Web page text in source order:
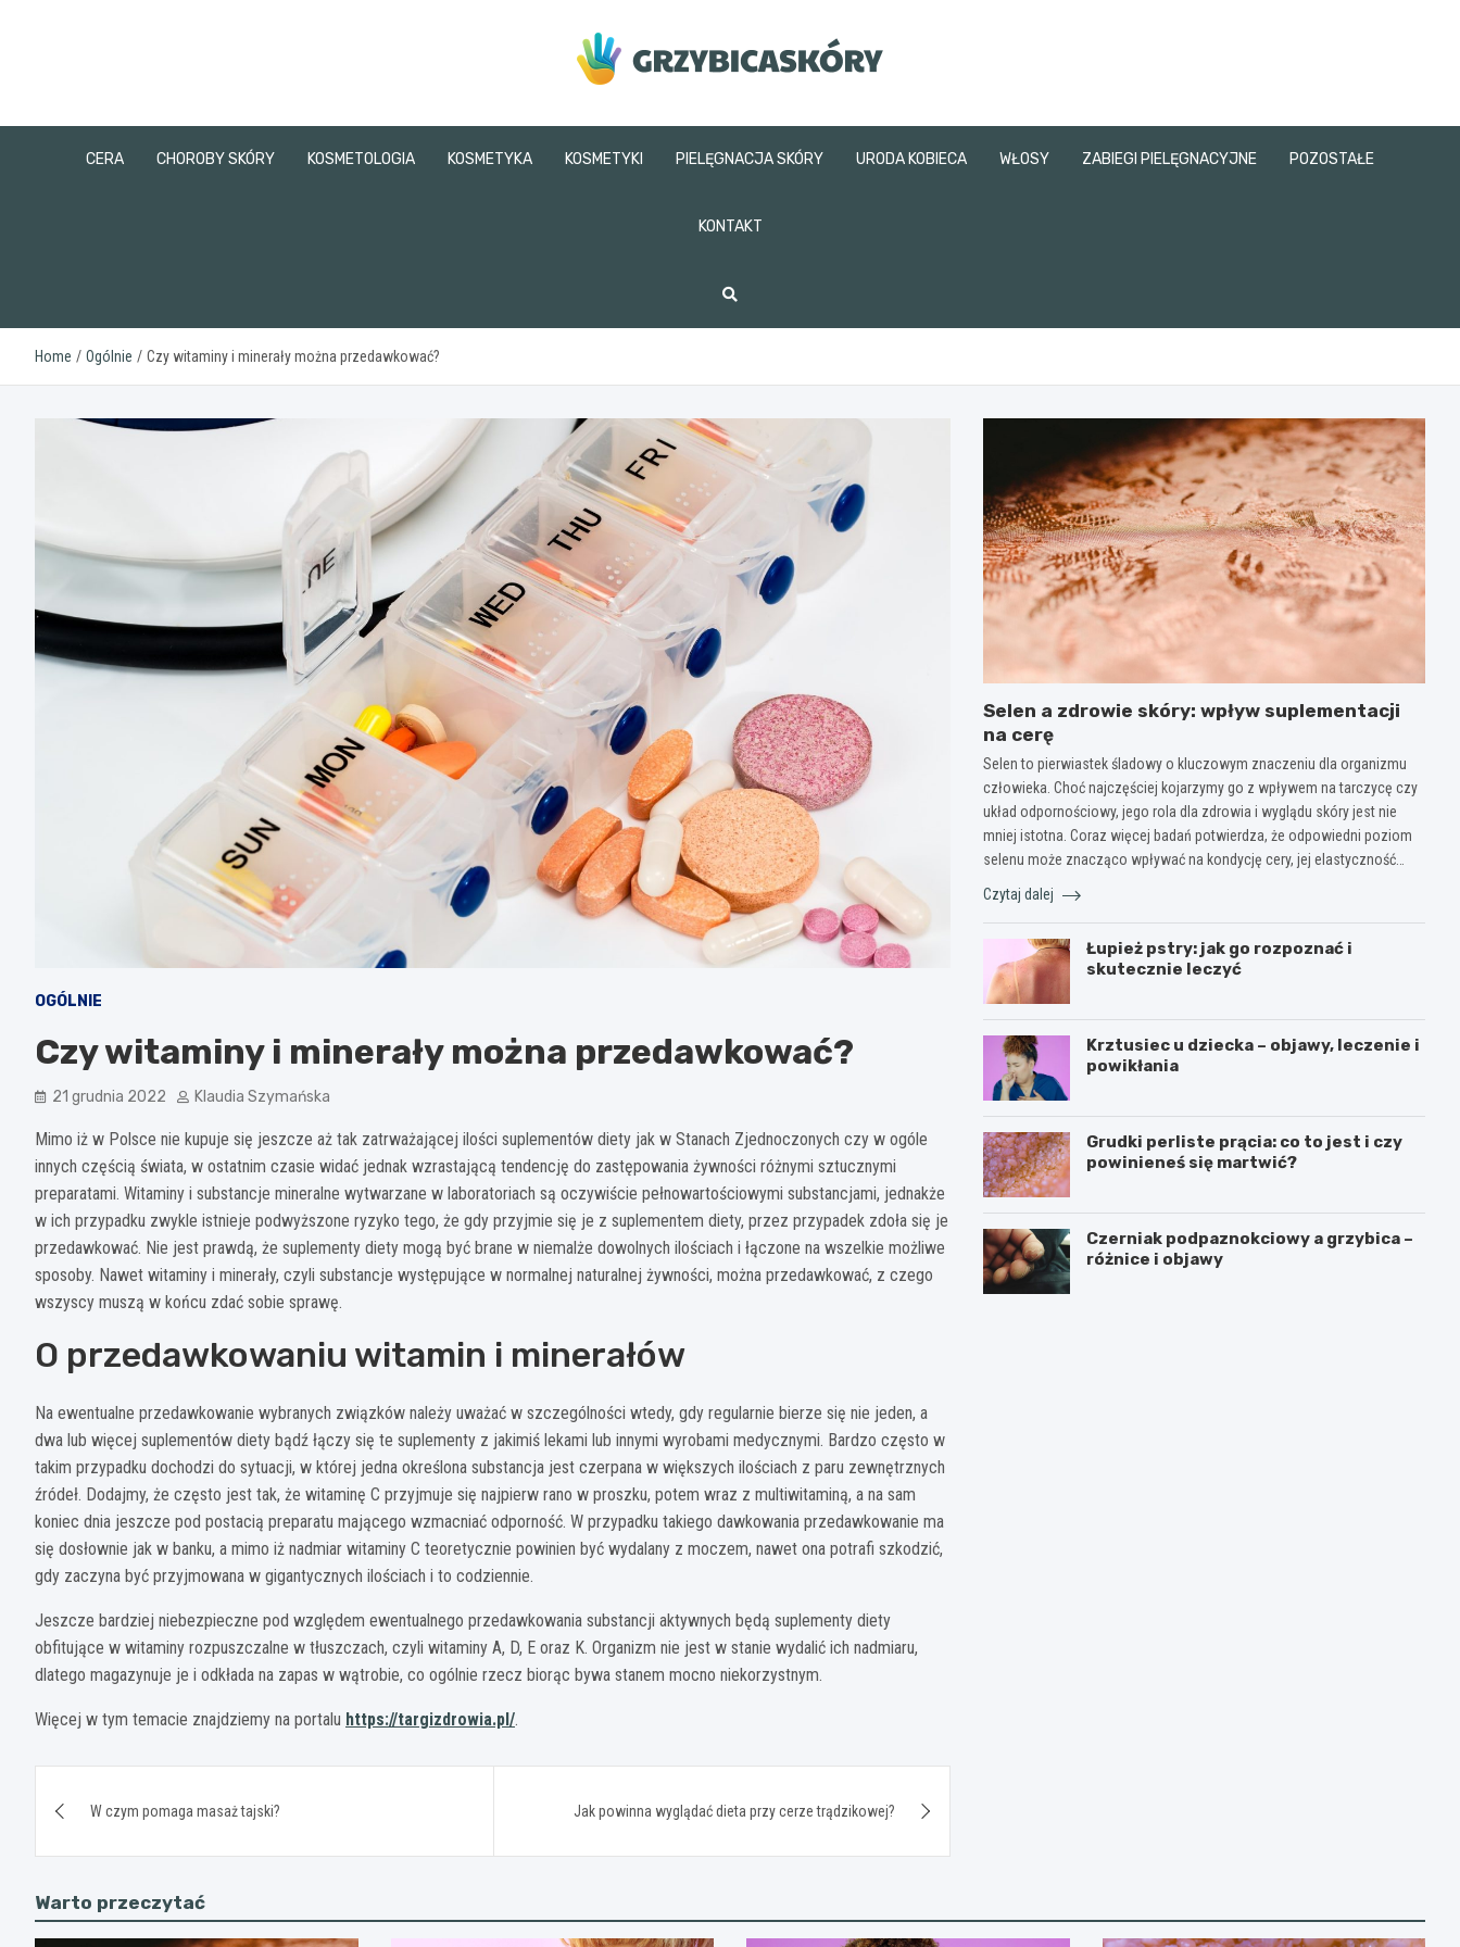
grzybicaskory.pl
CERA CHOROBY SKÓRY KOSMETOLOGIA KOSMETYKA KOSMETYKI PIELĘGNACJA SKÓRY URODA KOBIECA WŁOSY ZABIEGI PIELĘGNACYJNE POZOSTAŁE
KONTAKT
Home Ogólnie Czy witaminy i minerały można przedawkować?
OGÓLNIE
Czy witaminy i minerały można przedawkować?
21 grudnia 2022 Klaudia Szymańska
Mimo iż w Polsce nie kupuje się jeszcze aż tak zatrważającej ilości suplementów diety jak w Stanach Zjednoczonych czy w ogóle
innych częścią świata, w ostatnim czasie widać jednak wzrastającą tendencję do zastępowania żywności różnymi sztucznymi
preparatami. Witaminy i substancje mineralne wytwarzane w laboratoriach są oczywiście pełnowartościowymi substancjami, jednakże
w ich przypadku zwykle istnieje podwyższone ryzyko tego, że gdy przyjmie się je z suplementem diety, przez przypadek zdoła się je
przedawkować. Nie jest prawdą, że suplementy diety mogą być brane w niemalże dowolnych ilościach i łączone na wszelkie możliwe
sposoby. Nawet witaminy i minerały, czyli substancje występujące w normalnej naturalnej żywności, można przedawkować, z czego
wszyscy muszą w końcu zdać sobie sprawę.
O przedawkowaniu witamin i minerałów
Na ewentualne przedawkowanie wybranych związków należy uważać w szczególności wtedy, gdy regularnie bierze się nie jeden, a
dwa lub więcej suplementów diety bądź łączy się te suplementy z jakimiś lekami lub innymi wyrobami medycznymi. Bardzo często w
takim przypadku dochodzi do sytuacji, w której jedna określona substancja jest czerpana w większych ilościach z paru zewnętrznych
źródeł. Dodajmy, że często jest tak, że witaminę C przyjmuje się najpierw rano w proszku, potem wraz z multiwitaminą, a na sam
koniec dnia jeszcze pod postacią preparatu mającego wzmacniać odporność. W przypadku takiego dawkowania przedawkowanie ma
się dosłownie jak w banku, a mimo iż nadmiar witaminy C teoretycznie powinien być wydalany z moczem, nawet ona potrafi szkodzić,
gdy zaczyna być przyjmowana w gigantycznych ilościach i to codziennie.
Jeszcze bardziej niebezpieczne pod względem ewentualnego przedawkowania substancji aktywnych będą suplementy diety
obfitujące w witaminy rozpuszczalne w tłuszczach, czyli witaminy A, D, E oraz K. Organizm nie jest w stanie wydalić ich nadmiaru,
dlatego magazynuje je i odkłada na zapas w wątrobie, co ogólnie rzecz biorąc bywa stanem mocno niekorzystnym.
Więcej w tym temacie znajdziemy na portalu https://targizdrowia.pl/.
wpisu
W czym pomaga masaż tajski? Jak powinna wyglądać dieta przy cerze trądzikowej?
Selen a zdrowie skóry: wpływ suplementacji
na cerę
Selen to pierwiastek śladowy o kluczowym znaczeniu dla organizmu
człowieka. Choć najczęściej kojarzymy go z wpływem na tarczycę czy
układ odpornościowy, jego rola dla zdrowia i wyglądu skóry jest nie
mniej istotna. Coraz więcej badań potwierdza, że odpowiedni poziom
selenu może znacząco wpływać na kondycję cery, jej elastyczność…
Czytaj dalej
Łupież pstry: jak go rozpoznać i
skutecznie leczyć
Krztusiec u dziecka – objawy, leczenie i
powikłania
Grudki perliste prącia: co to jest i czy
powinieneś się martwić?
Czerniak podpaznokciowy a grzybica –
różnice i objawy
Warto przeczytać